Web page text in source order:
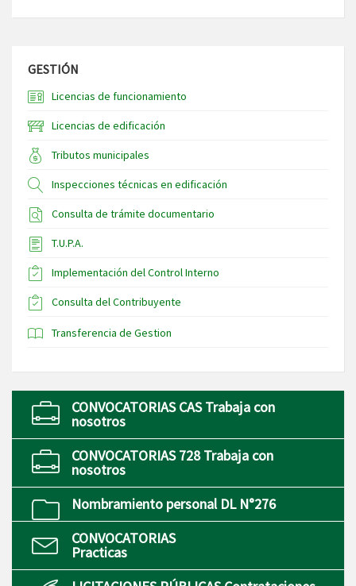
GESTIÓN
Licencias de funcionamiento
Licencias de edificación
Tributos municipales
Inspecciones técnicas en edificación
Consulta de trámite documentario
T.U.P.A.
Implementación del Control Interno
Consulta del Contribuyente
Transferencia de Gestion
CONVOCATORIAS CAS Trabaja con
nosotros
CONVOCATORIAS 728 Trabaja con
nosotros
Nombramiento personal DL N°276
CONVOCATORIAS
Practicas